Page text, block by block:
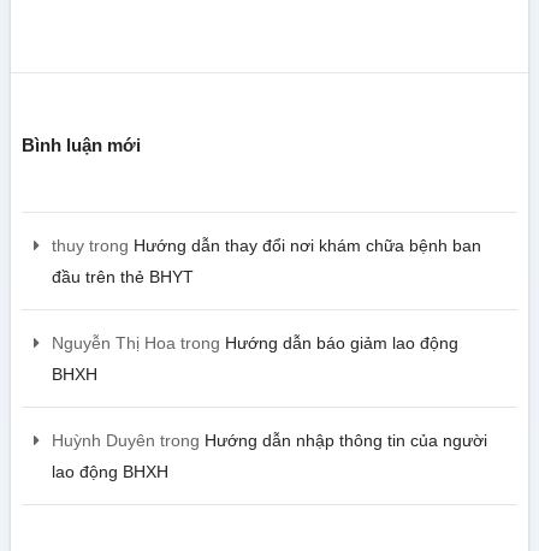
Bình luận mới
thuytrong Hướng dẫn thay đổi nơi khám chữa bệnh ban
đầu trên thẻ BHYT
Nguyễn Thị Hoatrong Hướng dẫn báo giảm lao động
BHXH
Huỳnh Duyên trong Hướng dẫn nhập thông tin của người
lao động BHXH